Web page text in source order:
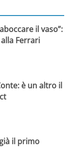
il vaso”:
Ferrari
è un altro il
il primo